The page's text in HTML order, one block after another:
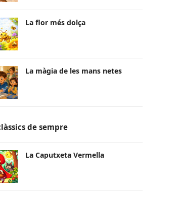
La flor més dolça
La màgia de les mans netes
de sempre
La Caputxeta Vermella